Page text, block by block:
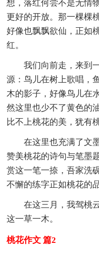
想，落红何尝不是无情
更好的开放。那一棵棵
好像也飘飘欲仙，正如
红。
我们向前走，来到
源：鸟儿在树上歌唱，
木的影子，好像鸟儿在
然这里也少不了黄色的
比不上桃花的美，犹有
在这里也充满了文
赞美桃花的诗句与笔墨
赏这一笔一捺，吾家洗
不懈的练字正如桃花的
在这三月，我驾桃
这一草一木。
桃花作文 篇2